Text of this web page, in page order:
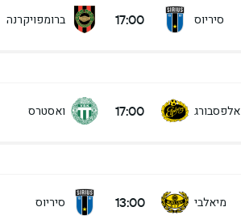
סיריוס 17:00 ברומפויקרנה
אלפסבורג 17:00 ואסטרס
מיאלבי 13:00 סיריוס